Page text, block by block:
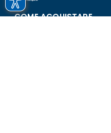
COME ACQUISTARE